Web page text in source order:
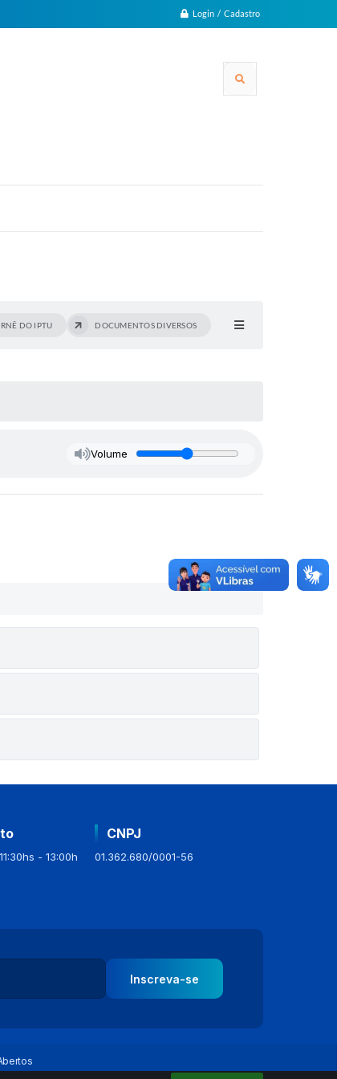
Login / Cadastro
DO IPTU DOCUMENTOS DIVERSOS
Volume
- 13:00h
CNPJ
01.362.680/0001-56
Inscreva-se